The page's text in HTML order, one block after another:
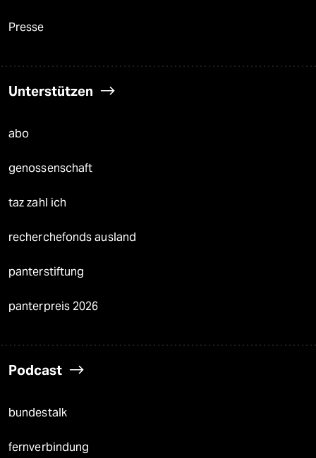
Presse
Unterstützen
abo
genossenschaft
taz zahl ich
recherchefonds ausland
panterstiftung
panterpreis 2026
Podcast
bundestalk
fernverbindung